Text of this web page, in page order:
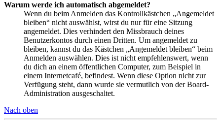
Warum werde ich automatisch abgemeldet?
Wenn du beim Anmelden das Kontrollkästchen „Angemeldet
bleiben“ nicht auswählst, wirst du nur für eine Sitzung
angemeldet. Dies verhindert den Missbrauch deines
Benutzerkontos durch einen Dritten. Um angemeldet zu
bleiben, kannst du das Kästchen „Angemeldet bleiben“ beim
Anmelden auswählen. Dies ist nicht empfehlenswert, wenn
du dich an einem öffentlichen Computer, zum Beispiel in
einem Internetcafé, befindest. Wenn diese Option nicht zur
Verfügung steht, dann wurde sie vermutlich von der Board-
Administration ausgeschaltet.
Nach oben